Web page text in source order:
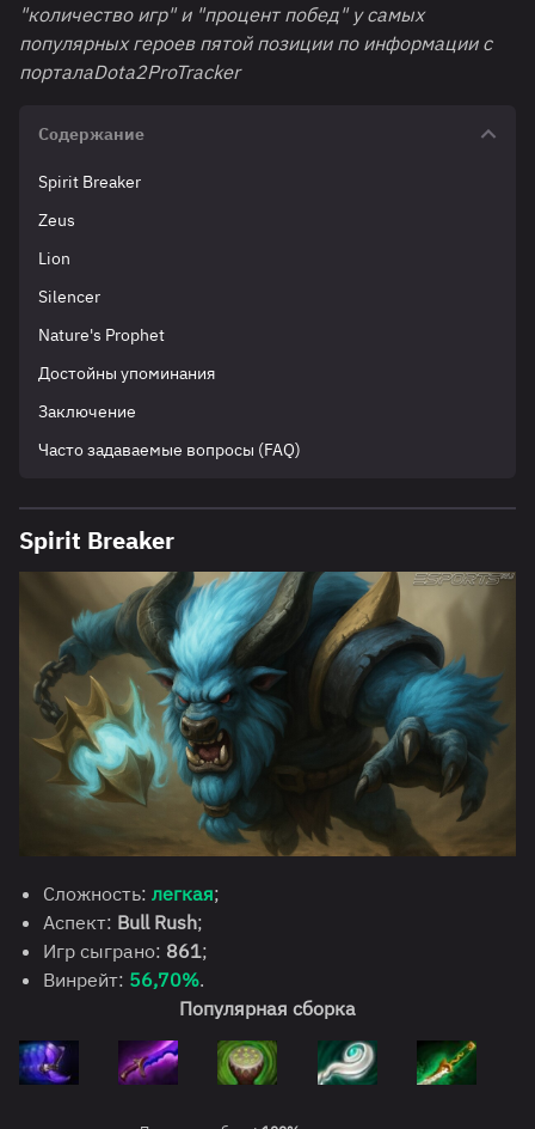
"количество игр" и "процент побед" у самых
популярных героев пятой позиции по информации с
порталаDota2ProTracker
Содержание
Spirit Breaker
Zeus
Lion
Silencer
Nature's Prophet
Достойны упоминания
Заключение
Часто задаваемые вопросы (FAQ)
Spirit Breaker
Сложность: легкая;
Аспект: Bull Rush;
Игр сыграно: 861;
Винрейт: 56,70%.
Популярная сборка